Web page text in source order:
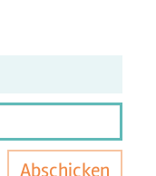
Abschicken